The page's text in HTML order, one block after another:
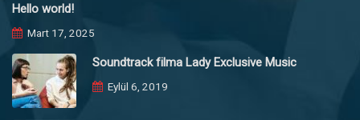
Hello world!
Mart 17, 2025
Soundtrack filma Lady Exclusive Music
Eylül 6, 2019